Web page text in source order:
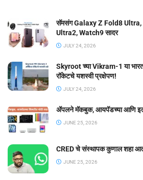
सॅमसंग Galaxy Z Fold8
Ultra2, Watch9 सादर
JULY 24, 2026
Skyroot च्या Vikram-1 या
रॉकेटचे यशस्वी प्रक्षेपण!
JULY 24, 2026
ॲपलने मॅकबुक, आयपॅडच्या आणि इतर
JUNE 25, 2026
CRED चे संस्थापक कुणाल शहा
JUNE 25, 2026